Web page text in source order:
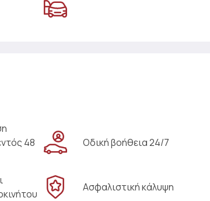
48
Οδική βοήθεια 24/7
Ασφαλιστική κάλυψη